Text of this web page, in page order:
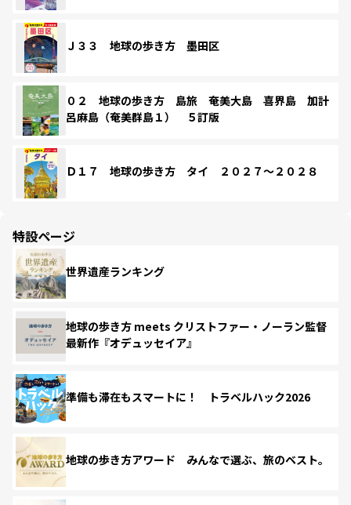
Ｊ３３ 地球の歩き方 墨田区
０２ 地球の歩き方 島旅 奄美大島 喜界島 加計
呂麻島（奄美群島１） ５訂版
Ｄ１７ 地球の歩き方 タイ ２０２７～２０２８
特設ページ
世界遺産ランキング
地球の歩き方 meets クリストファー・ノーラン監督
最新作『オデュッセイア』
準備も滞在もスマートに！ トラベルハック2026
地球の歩き方アワード みんなで選ぶ、旅のベスト。